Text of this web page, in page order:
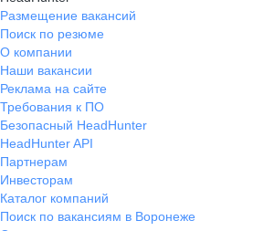
Размещение вакансий
Поиск по резюме
О компании
Наши вакансии
Реклама на сайте
Требования к ПО
Безопасный HeadHunter
HeadHunter API
Партнерам
Инвесторам
Каталог компаний
Поиск по вакансиям в Воронеже